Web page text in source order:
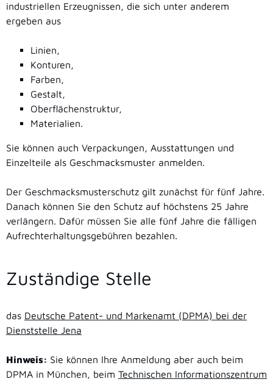
industriellen Erzeugnissen, die sich unter anderem
ergeben aus
Linien,
Konturen,
Farben,
Gestalt,
Oberflächenstruktur,
Materialien.
Sie können auch Verpackungen, Ausstattungen und
Einzelteile als Geschmacksmuster anmelden.
Der Geschmacksmusterschutz gilt zunächst für fünf Jahre.
Danach können Sie den Schutz auf höchstens 25 Jahre
verlängern. Dafür müssen Sie alle fünf Jahre die fälligen
Aufrechterhaltungsgebühren bezahlen.
Zuständige Stelle
das Deutsche Patent- und Markenamt (DPMA) bei der
Dienststelle Jena
Hinweis: Sie können Ihre Anmeldung aber auch beim
DPMA in München, beim Technischen Informationszentrum